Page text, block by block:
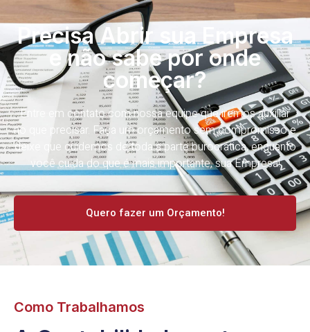
Precisa Abrir sua Empresa
e não sabe por onde
começar?
Entre em contato com nossa equipe que iremos auxiliar
no que precisar. Faça um orçamento sem compromisso e
deixe que cuidemos de toda a parte burocrática, enquanto
você cuida do que é mais importante, sua Empresa!
Quero fazer um Orçamento!
Como Trabalhamos